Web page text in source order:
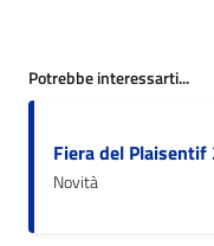
Potrebbe interessarti...
Fiera del Plaisentif
Novità